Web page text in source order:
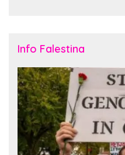
Info Falestina